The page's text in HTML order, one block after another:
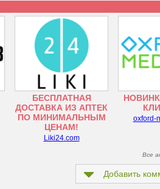
БЕСПЛАТНАЯ
ДОСТАВКА ИЗ АПТЕК
ПО МИНИМАЛЬНЫМ
ЦЕНАМ!
Liki24.com
oxford-
Все
Добавить